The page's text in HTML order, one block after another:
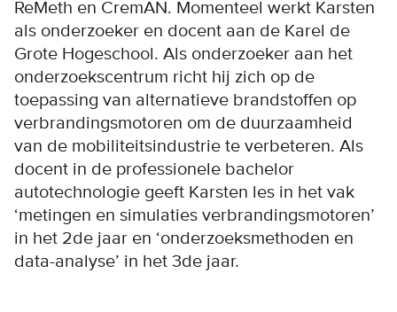
ReMeth en CremAN. Momenteel werkt Karsten
als onderzoeker en docent aan de Karel de
Grote Hogeschool. Als onderzoeker aan het
onderzoekscentrum richt hij zich op de
toepassing van alternatieve brandstoffen op
verbrandingsmotoren om de duurzaamheid
van de mobiliteitsindustrie te verbeteren. Als
docent in de professionele bachelor
autotechnologie geeft Karsten les in het vak
‘metingen en simulaties verbrandingsmotoren’
in het 2de jaar en ‘onderzoeksmethoden en
data-analyse’ in het 3de jaar.